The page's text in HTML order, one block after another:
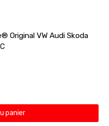
Original VW Audi Skoda
panier